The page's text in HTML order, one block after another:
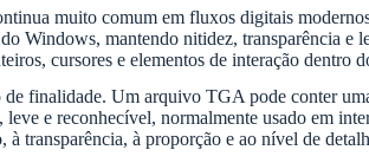
muito comum em fluxos digitais
Windows, mantendo nitidez, transparência e
cursores e elementos de interação dentro
finalidade. Um arquivo TGA pode conter
e reconhecível, normalmente usado em
transparência, à proporção e ao nível de